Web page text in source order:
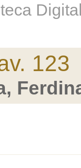
123